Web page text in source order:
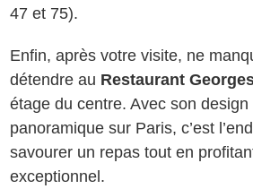
47 et 75).
Enfin, après votre visite, ne
détendre au Restaurant
étage du centre. Avec son
panoramique sur Paris, c’est
savourer un repas tout en
exceptionnel.